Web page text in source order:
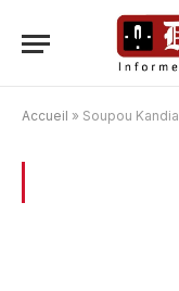
Accueil » Soupou Kandia